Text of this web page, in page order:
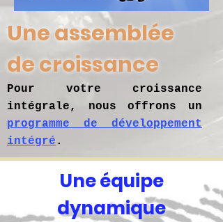
Une assemblée
de croissance
Pour votre croissance
intégrale, nous offrons un
programme de développement
intégré .
Une équipe
dynamique